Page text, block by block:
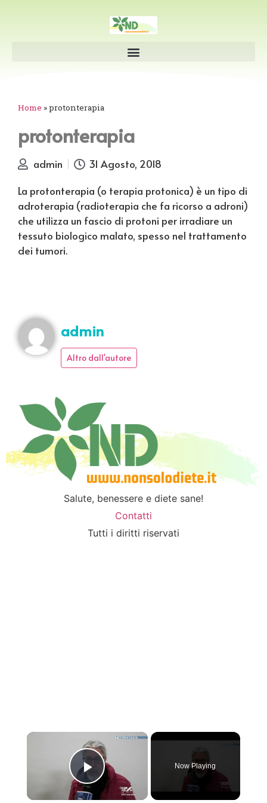
Home »protonterapia
protonterapia
admin
31 Agosto, 2018
La protonterapia (o terapia protonica) è un tipo di
adroterapia (radioterapia che fa ricorso a adroni)
che utilizza un fascio di protoni per irradiare un
tessuto biologico malato, spesso nel trattamento
dei tumori.
admin
Altro dall'autore
Salute, benessere e diete sane!
Contatti
Tutti i diritti riservati
×
Play Video
Now Playing